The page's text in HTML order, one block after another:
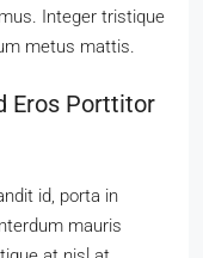
Integer tristique
metus mattis.
Eros Porttitor
id, porta in
mauris